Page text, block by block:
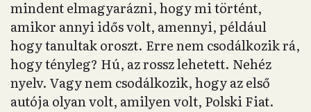
mindent elmagyarázni, hogy mi történt,
amikor annyi idős volt, amennyi, például
hogy tanultak oroszt. Erre nem csodálkozik rá,
hogy tényleg? Hú, az rossz lehetett. Nehéz
nyelv. Vagy nem csodálkozik, hogy az első
autója olyan volt, amilyen volt, Polski Fiat.